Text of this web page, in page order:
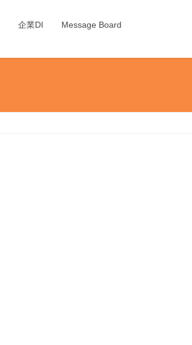
企業DI Message Board